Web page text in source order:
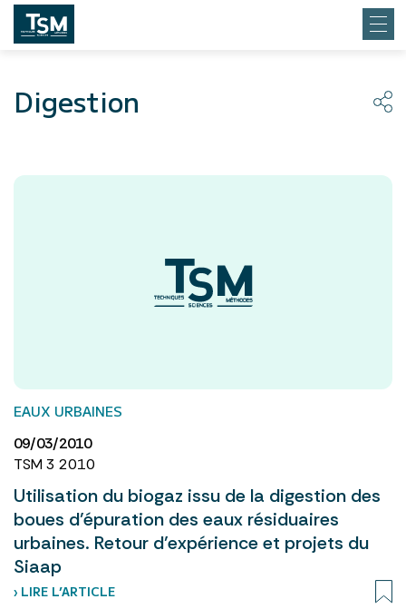
Digestion
EAUX URBAINES
09/03/2010
TSM 3 2010
Utilisation du biogaz issu de la digestion des
boues d’épuration des eaux résiduaires
urbaines. Retour d’expérience et projets du
Siaap
› LIRE L’ARTICLE